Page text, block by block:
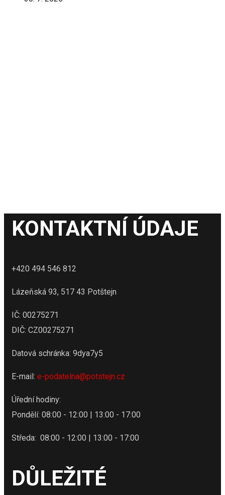
KONTAKTNÍ ÚDAJE
+420 494 546 812
Lázeňská 93, 517 43 Potštejn
IČ: 00275271
DIČ: CZ00275271
Datová schránka: 9dya7y5
E-mail: e-podatelna@potstejn.cz
Úřední hodiny:
Pondělí: 08:00 - 12:00 | 13:00 - 17:00
Středa: 08:00 - 12:00 | 13:00 - 17:00
DŮLEŽITÉ